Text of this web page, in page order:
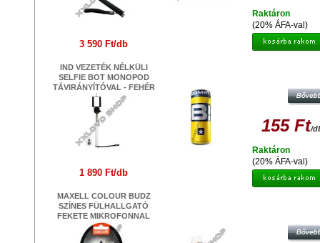
3 590 Ft/db
IND VEZETÉK NÉLKÜLI
SELFIE BOT MONOPOD
TÁVIRÁNYÍTÓVAL - FEHÉR
1 890 Ft/db
MAXELL COLOUR BUDZ
SZÍNES FÜLHALLGATÓ
FEKETE MIKROFONNAL
(20% ÁFA-val)
Raktáron
155 Ft/
(20% ÁFA-val)
Raktáron